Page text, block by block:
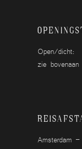
Open/dicht:
zie bovenaan
Amsterdam